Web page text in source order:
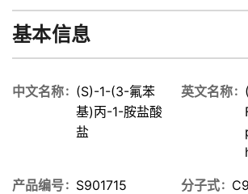
基本信息
中文名称
(S)-1-(3-氟苯
基)丙-1-胺盐酸
盐
英文名称
产品编号 S901715 分子式